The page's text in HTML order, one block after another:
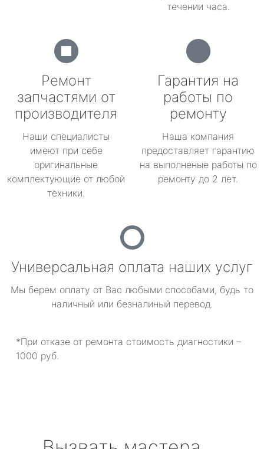
течении часа.
Ремонт
запчастями от
производителя
Наши специалисты
имеют при себе
оригинальные
комплектующие от любой
техники.
Гарантия на
работы по
ремонту
Наша компания
предоставляет гарантию
на выполненые работы по
ремонту до 2 лет.
Универсальная оплата наших услуг
Мы берем оплату от Вас любыми способами, будь то
наличный или безналиный перевод.
*При отказе от ремонта стоимость диагностики –
1000 руб.